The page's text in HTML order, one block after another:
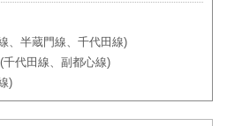
、半蔵門線、千代田線)
代田線、副都心線)
)